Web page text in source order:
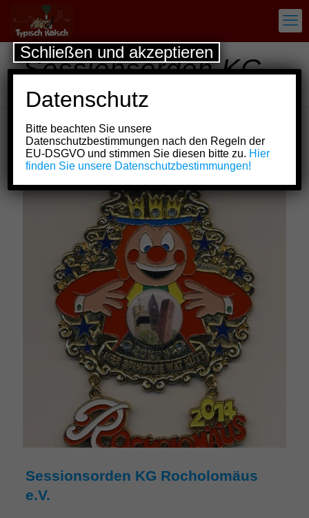
Sessionsorden KG
Rocholomäus e.V.
Show all
Sessionsorden KG Rocholomäus
e.V.
Datenschutz
Bitte beachten Sie unsere
Datenschutzbestimmungen nach den Regeln der
EU-DSGVO und stimmen Sie diesen bitte zu. Hier
finden Sie unsere Datenschutzbestimmungen!
Schließen und akzeptieren